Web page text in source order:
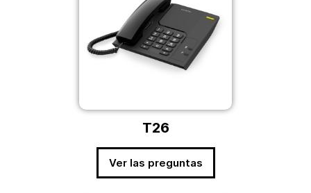
T26
Ver las preguntas